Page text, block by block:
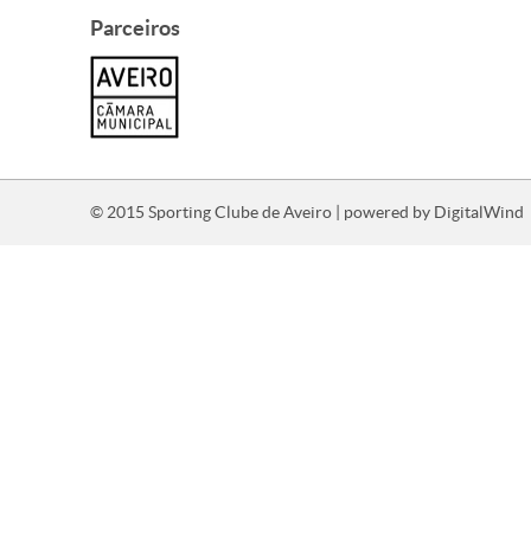
Parceiros
© 2015 Sporting Clube de Aveiro | powered by DigitalWind